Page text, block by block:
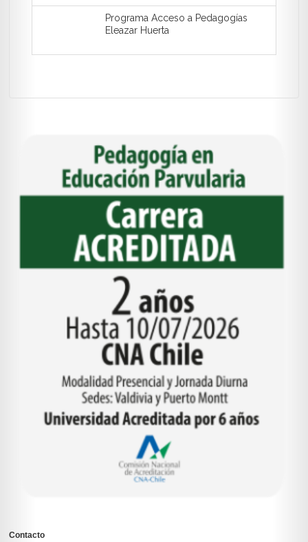
Programa Acceso a Pedagogías
Eleazar Huerta
Contacto